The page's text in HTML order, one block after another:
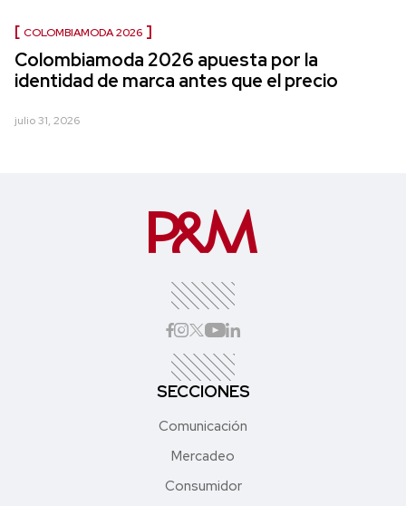
COLOMBIAMODA 2026
Colombiamoda 2026 apuesta por la
identidad de marca antes que el precio
julio 31, 2026
SECCIONES
Comunicación
Mercadeo
Consumidor